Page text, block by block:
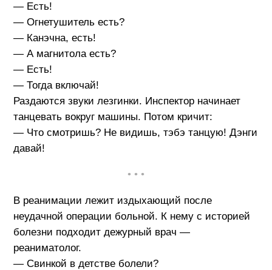
— Есть!
— Огнетушитель есть?
— Канэчна, есть!
— А магнитола есть?
— Есть!
— Тогда включай!
Раздаются звуки лезгинки. Инспектор начинает
танцевать вокруг машины. Потом кричит:
— Что смотришь? Не видишь, тэбэ танцую! Дэнги
давай!
• • •
В реанимации лежит издыхающий после
неудачной операции больной. К нему с историей
болезни подходит дежурный врач —
реаниматолог.
— Свинкой в детстве болели?